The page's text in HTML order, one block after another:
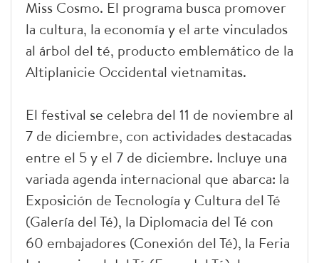
Miss Cosmo. El programa busca promover
la cultura, la economía y el arte vinculados
al árbol del té, producto emblemático de la
Altiplanicie Occidental vietnamitas.
El festival se celebra del 11 de noviembre al
7 de diciembre, con actividades destacadas
entre el 5 y el 7 de diciembre. Incluye una
variada agenda internacional que abarca: la
Exposición de Tecnología y Cultura del Té
(Galería del Té), la Diplomacia del Té con
60 embajadores (Conexión del Té), la Feria